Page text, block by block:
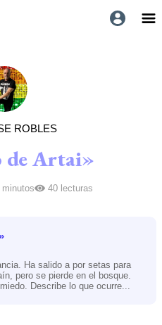
ROBLES
de Artai»
minutos 40 lecturas
Ha salido a por setas para
pero se pierde en el bosque.
Describe lo que ocurre...